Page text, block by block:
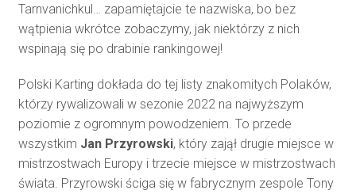
Tarnvanichkul… zapamiętajcie te nazwiska, bo bez
wątpienia wkrótce zobaczymy, jak niektórzy z nich
wspinają się po drabinie rankingowej!
Polski Karting dokłada do tej listy znakomitych Polaków,
którzy rywalizowali w sezonie 2022 na najwyższym
poziomie z ogromnym powodzeniem. To przede
wszystkim Jan Przyrowski, który zajął drugie miejsce w
mistrzostwach Europy i trzecie miejsce w mistrzostwach
świata. Przyrowski ściga się w fabrycznym zespole Tony